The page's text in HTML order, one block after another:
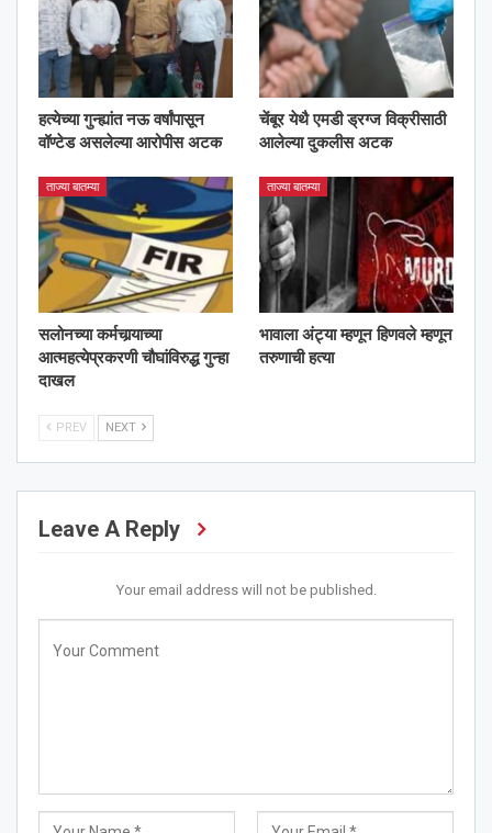
हत्येच्या गुन्ह्यांत नऊ वर्षांपासून
वॉण्टेड असलेल्या आरोपीस अटक
चेंबूर येथै एमडी ड्रग्ज विक्रीसाठी
आलेल्या दुकलीस अटक
ताज्या बातम्या
सलोनच्या कर्मचार्‍याच्या
आत्महत्येप्रकरणी चौघांविरुद्ध गुन्हा
दाखल
ताज्या बातम्या
भावाला अंट्या म्हणून हिणवले म्हणून
तरुणाची हत्या
PREV NEXT
Leave A Reply
Your email address will not be published.